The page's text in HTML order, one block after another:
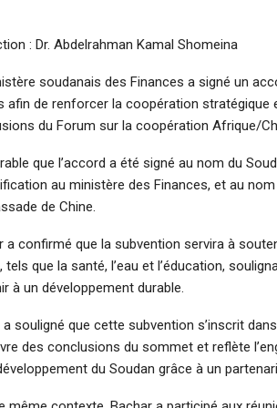
: Dr. Abdelrahman Kamal Shomeina
soudanais des Finances a signé un
afin de renforcer la coopération
du Forum sur la coopération Afrique/
que l’accord a été signé au nom du
au ministère des Finances, et au
de Chine.
a confirmé que la subvention servira à
tels que la santé, l’eau et l’éducation,
à un développement durable.
a souligné que cette subvention s’inscrit
des conclusions du sommet et reflète
du Soudan grâce à un